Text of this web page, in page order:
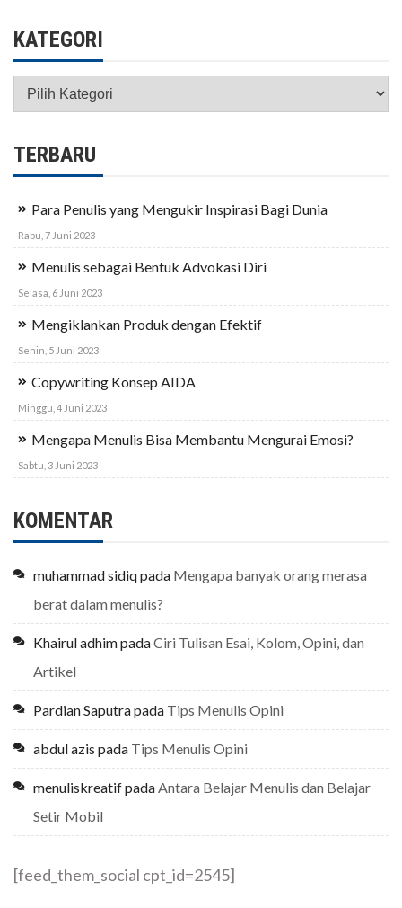
KATEGORI
Kategori
TERBARU
Para Penulis yang Mengukir Inspirasi Bagi Dunia
Rabu, 7 Juni 2023
Menulis sebagai Bentuk Advokasi Diri
Selasa, 6 Juni 2023
Mengiklankan Produk dengan Efektif
Senin, 5 Juni 2023
Copywriting Konsep AIDA
Minggu, 4 Juni 2023
Mengapa Menulis Bisa Membantu Mengurai Emosi?
Sabtu, 3 Juni 2023
KOMENTAR
muhammad sidiqpada Mengapa banyak orang merasa
berat dalam menulis?
Khairul adhimpadaCiri Tulisan Esai, Kolom, Opini, dan
Artikel
Pardian Saputrapada Tips Menulis Opini
abdul azis pada Tips Menulis Opini
menuliskreatifpadaAntara Belajar Menulis dan Belajar
Setir Mobil
[feed_them_social cpt_id=2545]